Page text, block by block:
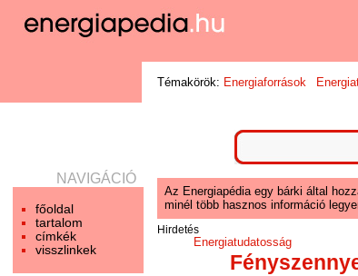
NAVIGÁCIÓ
főoldal
tartalom
címkék
visszlinkek
Témakörök: Energiaforrások
Az Energiapédia egy bárki által
minél több hasznos információ
Hirdetés
Energiatudatosság